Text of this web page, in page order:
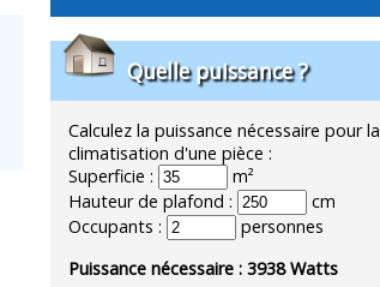
Quelle puissance ?
Calculez la puissance nécessaire pour la
climatisation d'une pièce :
Superficie :
m²
Hauteur de plafond :
cm
Occupants :
personnes
Puissance nécessaire :3938Watts